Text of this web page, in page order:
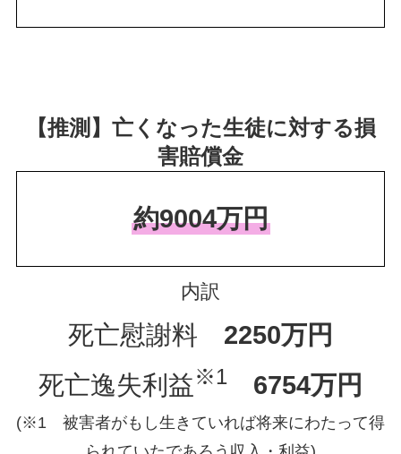
【推測】亡くなった生徒に対する損
害賠償金
約9004万円
内訳
死亡慰謝料 2250万円
死亡逸失利益※1 6754万円
(※1 被害者がもし生きていれば将来にわたって得